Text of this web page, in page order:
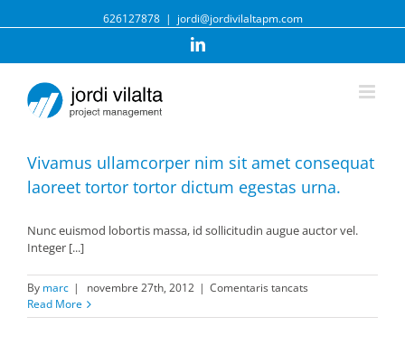
626127878 | jordi@jordivilaltapm.com
Linkedin
Vivamus ullamcorper nim sit amet consequat
laoreet tortor tortor dictum egestas urna.
Nunc euismod lobortis massa, id sollicitudin augue auctor vel.
Integer [...]
By marc | novembre 27th, 2012 | Comentaris tancatsa
ullamcorper
Read More